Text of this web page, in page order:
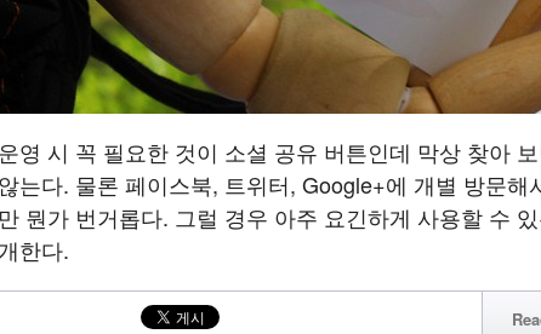
영 시 꼭 필요한 것이 소셜 공유 버튼인데 막상 찾아
는다. 물론 페이스북, 트위터, Google+에 개별 방문해
뭔가 번거롭다. 그럴 경우 아주 요긴하게 사용할 수
한다.